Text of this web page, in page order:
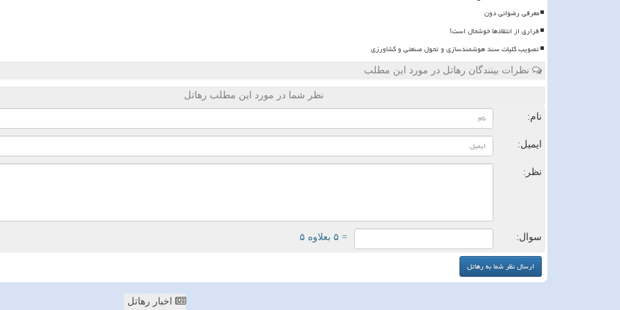
معرفی رضوانی دون
فراری از انتقادها خوشحال است!
تصویب کلیات سند هوشمندسازی و تحول صنعتی و کشاورزی
نظرات بینندگان رهاتل در مورد این مطلب
نظر شما در مورد این مطلب رهاتل
نام:
ایمیل:
نظر:
سوال: = ۵ بعلاوه ۵
اخبار رهاتل